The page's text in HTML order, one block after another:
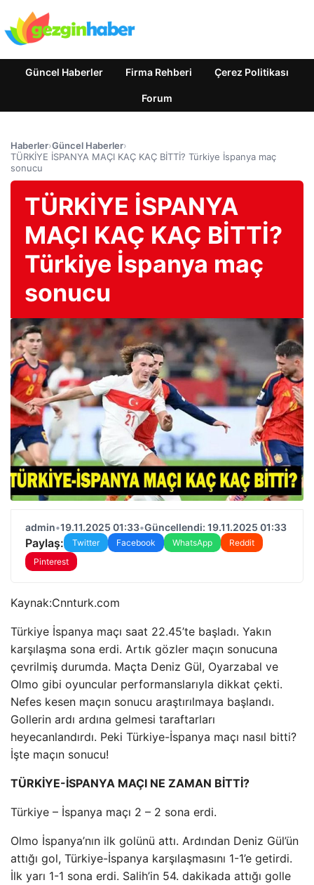
Güncel Haberler Firma Rehberi Çerez Politikası
Forum
Haberler›Güncel Haberler›
TÜRKİYE İSPANYA MAÇI KAÇ KAÇ BİTTİ? Türkiye İspanya maç
sonucu
TÜRKİYE İSPANYA
MAÇI KAÇ KAÇ BİTTİ?
Türkiye İspanya maç
sonucu
admin•19.11.2025 01:33•Güncellendi: 19.11.2025 01:33
Paylaş: Twitter Facebook WhatsApp
Reddit
Pinterest
Kaynak:Cnnturk.com
Türkiye İspanya maçı saat 22.45’te başladı. Yakın
karşılaşma sona erdi. Artık gözler maçın sonucuna
çevrilmiş durumda. Maçta Deniz Gül, Oyarzabal ve
Olmo gibi oyuncular performanslarıyla dikkat çekti.
Nefes kesen maçın sonucu araştırılmaya başlandı.
Gollerin ardı ardına gelmesi taraftarları
heyecanlandırdı. Peki Türkiye-İspanya maçı nasıl bitti?
İşte maçın sonucu!
TÜRKİYE-İSPANYA MAÇI NE ZAMAN BİTTİ?
Türkiye – İspanya maçı 2 – 2 sona erdi.
Olmo İspanya’nın ilk golünü attı. Ardından Deniz Gül’ün
attığı gol, Türkiye-İspanya karşılaşmasını 1-1’e getirdi.
İlk yarı 1-1 sona erdi. Salih’in 54. dakikada attığı golle